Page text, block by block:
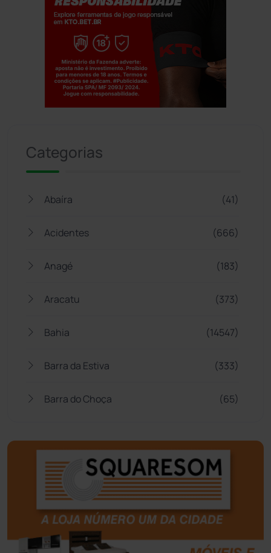
Categorias
Abaíra (41)
Acidentes (666)
Anagé (183)
Aracatu (373)
Bahia (14547)
Barra da Estiva (333)
Barra do Choça (65)
Bom Jesus da Lapa (510)
Boquira (152)
Botuporã